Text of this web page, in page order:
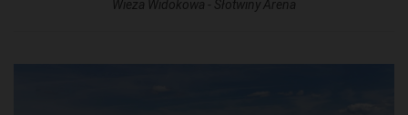
Wieża Widokowa - Słotwiny Arena